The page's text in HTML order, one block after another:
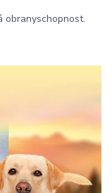
obranyschopnost.